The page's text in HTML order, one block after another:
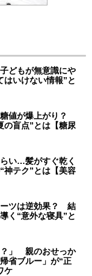
どもが無意識にや
いけない情報”と
値が爆上がり？
の盲点”とは【糖尿
い…髪がすぐ乾く
神テク”とは【美容
ーツは逆効果？ 結
く“意外な寝具”と
？」 親のおせっか
省ブルー」が“正
ケ